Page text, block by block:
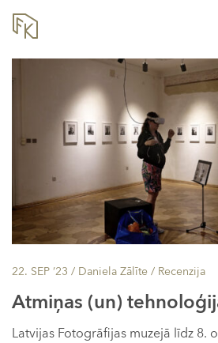
22. SEP ’23 / Daniela Zālīte / Recenzija
Atmiņas (un)
Latvijas Fotogrāfijas muzejā līdz 8.